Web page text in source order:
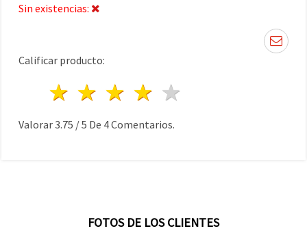
Sin existencias:
Calificar producto:
4 estrellas
3 estrellas
2 estrellas
1 estrella
Valorar3.75 /5 De 4Comentarios.
FOTOS DE LOS CLIENTES